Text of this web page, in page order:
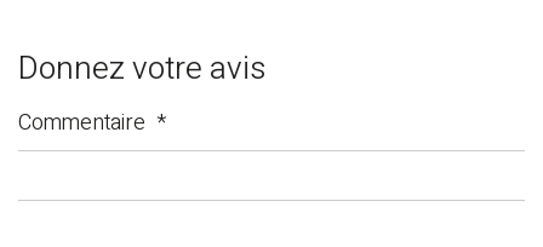
Donnez votre avis
Commentaire *